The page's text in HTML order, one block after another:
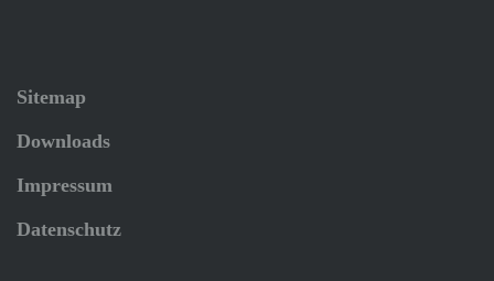
Sitemap
Downloads
Impressum
Datenschutz